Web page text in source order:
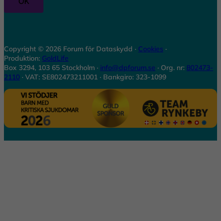
t
)
a
t
Copyright © 2026 Forum för Dataskydd · Cookies ·
Produktion: GoldLife
Box 3294, 103 65 Stockholm · info@dpforum.se · Org. nr: 802473-
2110 · VAT: SE802473211001 · Bankgiro: 323-1099